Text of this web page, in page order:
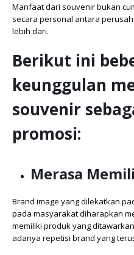
Manfaat dari souvenir bukan
secara personal antara
lebih dari.
Berikut ini
keunggulan
souvenir
promosi:
Merasa
Brand image yang dilekatkan
pada masyarakat diharapkan
memiliki produk yang
adanya repetisi brand yang